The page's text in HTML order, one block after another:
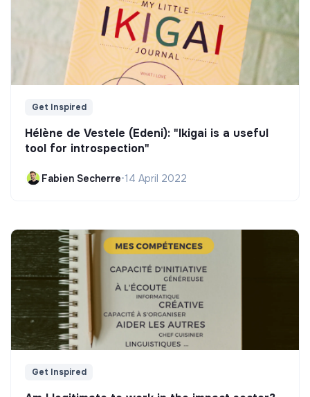
Get Inspired
Hélène de Vestele (Edeni): "Ikigai is a useful
tool for introspection"
Fabien Secherre•14 April 2022
Get Inspired